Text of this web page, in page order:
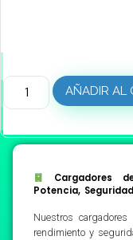
AÑADIR AL
Cargadores
Potencia,
Nuestros
rendimiento y